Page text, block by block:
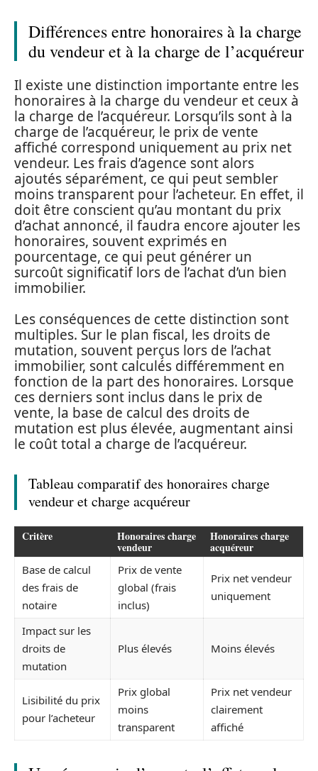
Différences entre honoraires à la charge
du vendeur et à la charge de l’acquéreur
Il existe une distinction importante entre les
honoraires à la charge du vendeur et ceux à
la charge de l’acquéreur. Lorsqu’ils sont à la
charge de l’acquéreur, le prix de vente
affiché correspond uniquement au prix net
vendeur. Les frais d’agence sont alors
ajoutés séparément, ce qui peut sembler
moins transparent pour l’acheteur. En effet, il
doit être conscient qu’au montant du prix
d’achat annoncé, il faudra encore ajouter les
honoraires, souvent exprimés en
pourcentage, ce qui peut générer un
surcoût significatif lors de l’achat d’un bien
immobilier.
Les conséquences de cette distinction sont
multiples. Sur le plan fiscal, les droits de
mutation, souvent perçus lors de l’achat
immobilier, sont calculés différemment en
fonction de la part des honoraires. Lorsque
ces derniers sont inclus dans le prix de
vente, la base de calcul des droits de
mutation est plus élevée, augmentant ainsi
le coût total a charge de l’acquéreur.
Tableau comparatif des honoraires charge
vendeur et charge acquéreur
Critère Honoraires charge
vendeur
Honoraires charge
acquéreur
Base de calcul
des frais de
notaire
Prix de vente
global (frais
inclus)
Prix net vendeur
uniquement
Impact sur les
droits de
mutation
Plus élevés Moins élevés
Lisibilité du prix
pour l’acheteur
Prix global
moins
transparent
Prix net vendeur
clairement
affiché